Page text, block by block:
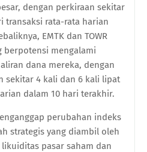
dengan perkiraan sekitar
transaksi rata-rata harian
EMTK dan TOWR
berpotensi mengalami
dana mereka, dengan
sekitar 4 kali dan 6 kali lipat
dalam 10 hari terakhir.
perubahan indeks
strategis yang diambil oleh
pasar saham dan